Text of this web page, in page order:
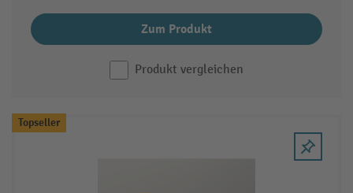
Zum Produkt
Produkt vergleichen
Topseller